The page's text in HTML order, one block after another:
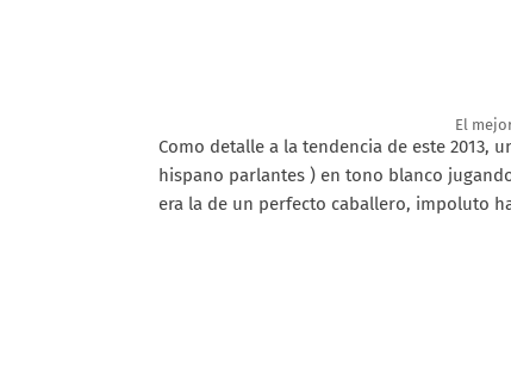
El
Como detalle a la tendencia de este 2013,
hispano parlantes ) en tono blanco
era la de un perfecto caballero, impoluto